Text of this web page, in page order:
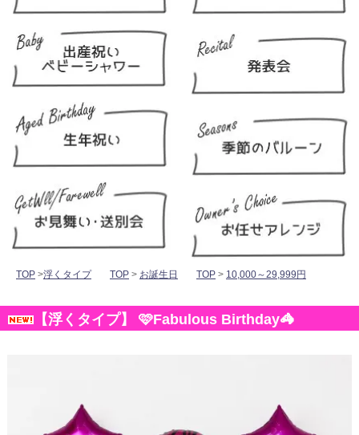
TOP >浮くタイプ TOP > お誕生日 TOP > 10,000～29,999円
【浮くタイプ】 🩷Fabulous Birthday🦓